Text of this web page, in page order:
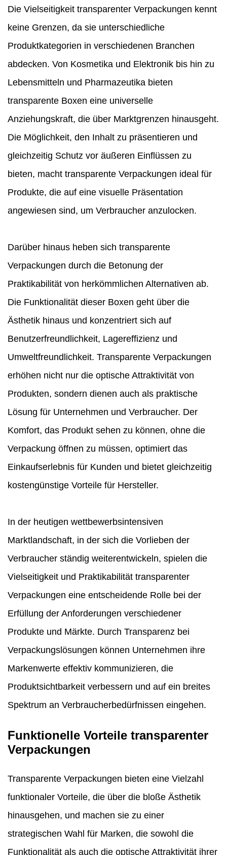
Die Vielseitigkeit transparenter Verpackungen kennt
keine Grenzen, da sie unterschiedliche
Produktkategorien in verschiedenen Branchen
abdecken. Von Kosmetika und Elektronik bis hin zu
Lebensmitteln und Pharmazeutika bieten
transparente Boxen eine universelle
Anziehungskraft, die über Marktgrenzen hinausgeht.
Die Möglichkeit, den Inhalt zu präsentieren und
gleichzeitig Schutz vor äußeren Einflüssen zu
bieten, macht transparente Verpackungen ideal für
Produkte, die auf eine visuelle Präsentation
angewiesen sind, um Verbraucher anzulocken.
Darüber hinaus heben sich transparente
Verpackungen durch die Betonung der
Praktikabilität von herkömmlichen Alternativen ab.
Die Funktionalität dieser Boxen geht über die
Ästhetik hinaus und konzentriert sich auf
Benutzerfreundlichkeit, Lagereffizienz und
Umweltfreundlichkeit. Transparente Verpackungen
erhöhen nicht nur die optische Attraktivität von
Produkten, sondern dienen auch als praktische
Lösung für Unternehmen und Verbraucher. Der
Komfort, das Produkt sehen zu können, ohne die
Verpackung öffnen zu müssen, optimiert das
Einkaufserlebnis für Kunden und bietet gleichzeitig
kostengünstige Vorteile für Hersteller.
In der heutigen wettbewerbsintensiven
Marktlandschaft, in der sich die Vorlieben der
Verbraucher ständig weiterentwickeln, spielen die
Vielseitigkeit und Praktikabilität transparenter
Verpackungen eine entscheidende Rolle bei der
Erfüllung der Anforderungen verschiedener
Produkte und Märkte. Durch Transparenz bei
Verpackungslösungen können Unternehmen ihre
Markenwerte effektiv kommunizieren, die
Produktsichtbarkeit verbessern und auf ein breites
Spektrum an Verbraucherbedürfnissen eingehen.
Funktionelle Vorteile transparenter
Verpackungen
Transparente Verpackungen bieten eine Vielzahl
funktionaler Vorteile, die über die bloße Ästhetik
hinausgehen, und machen sie zu einer
strategischen Wahl für Marken, die sowohl die
Funktionalität als auch die optische Attraktivität ihrer